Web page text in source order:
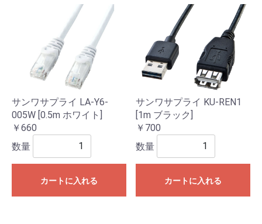
サンワサプライ LA-Y6-
005W [0.5m ホワイト]
￥660
数量
カートに入れる
サンワサプライ KU-REN1
[1m ブラック]
￥700
数量
カートに入れる